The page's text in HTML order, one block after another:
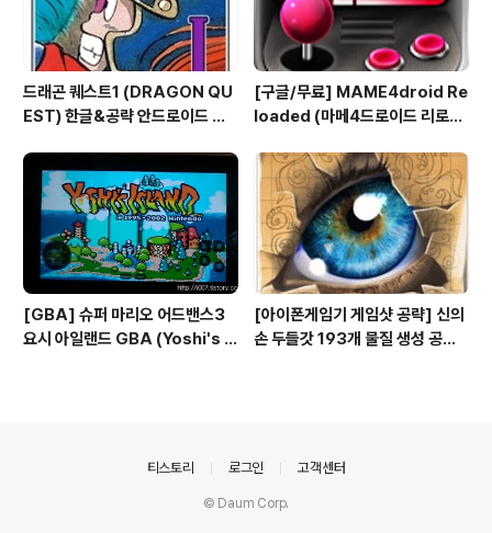
드래곤 퀘스트1 (DRAGON QU
EST) 한글&공략 안드로이드 엔
[구글/무료] MAME4droid Re
loaded (마메4드로이드 리로디
os & rooms 게임폰
[GBA] 슈퍼 마리오 어드밴스3
요시 아일랜드 GBA (Yoshi's Is
[아이폰게임기 게임샷 공략] 신의
손 두들갓 193개 물질 생성 공략
티스토리 로그인 고객센터
© Daum Corp.